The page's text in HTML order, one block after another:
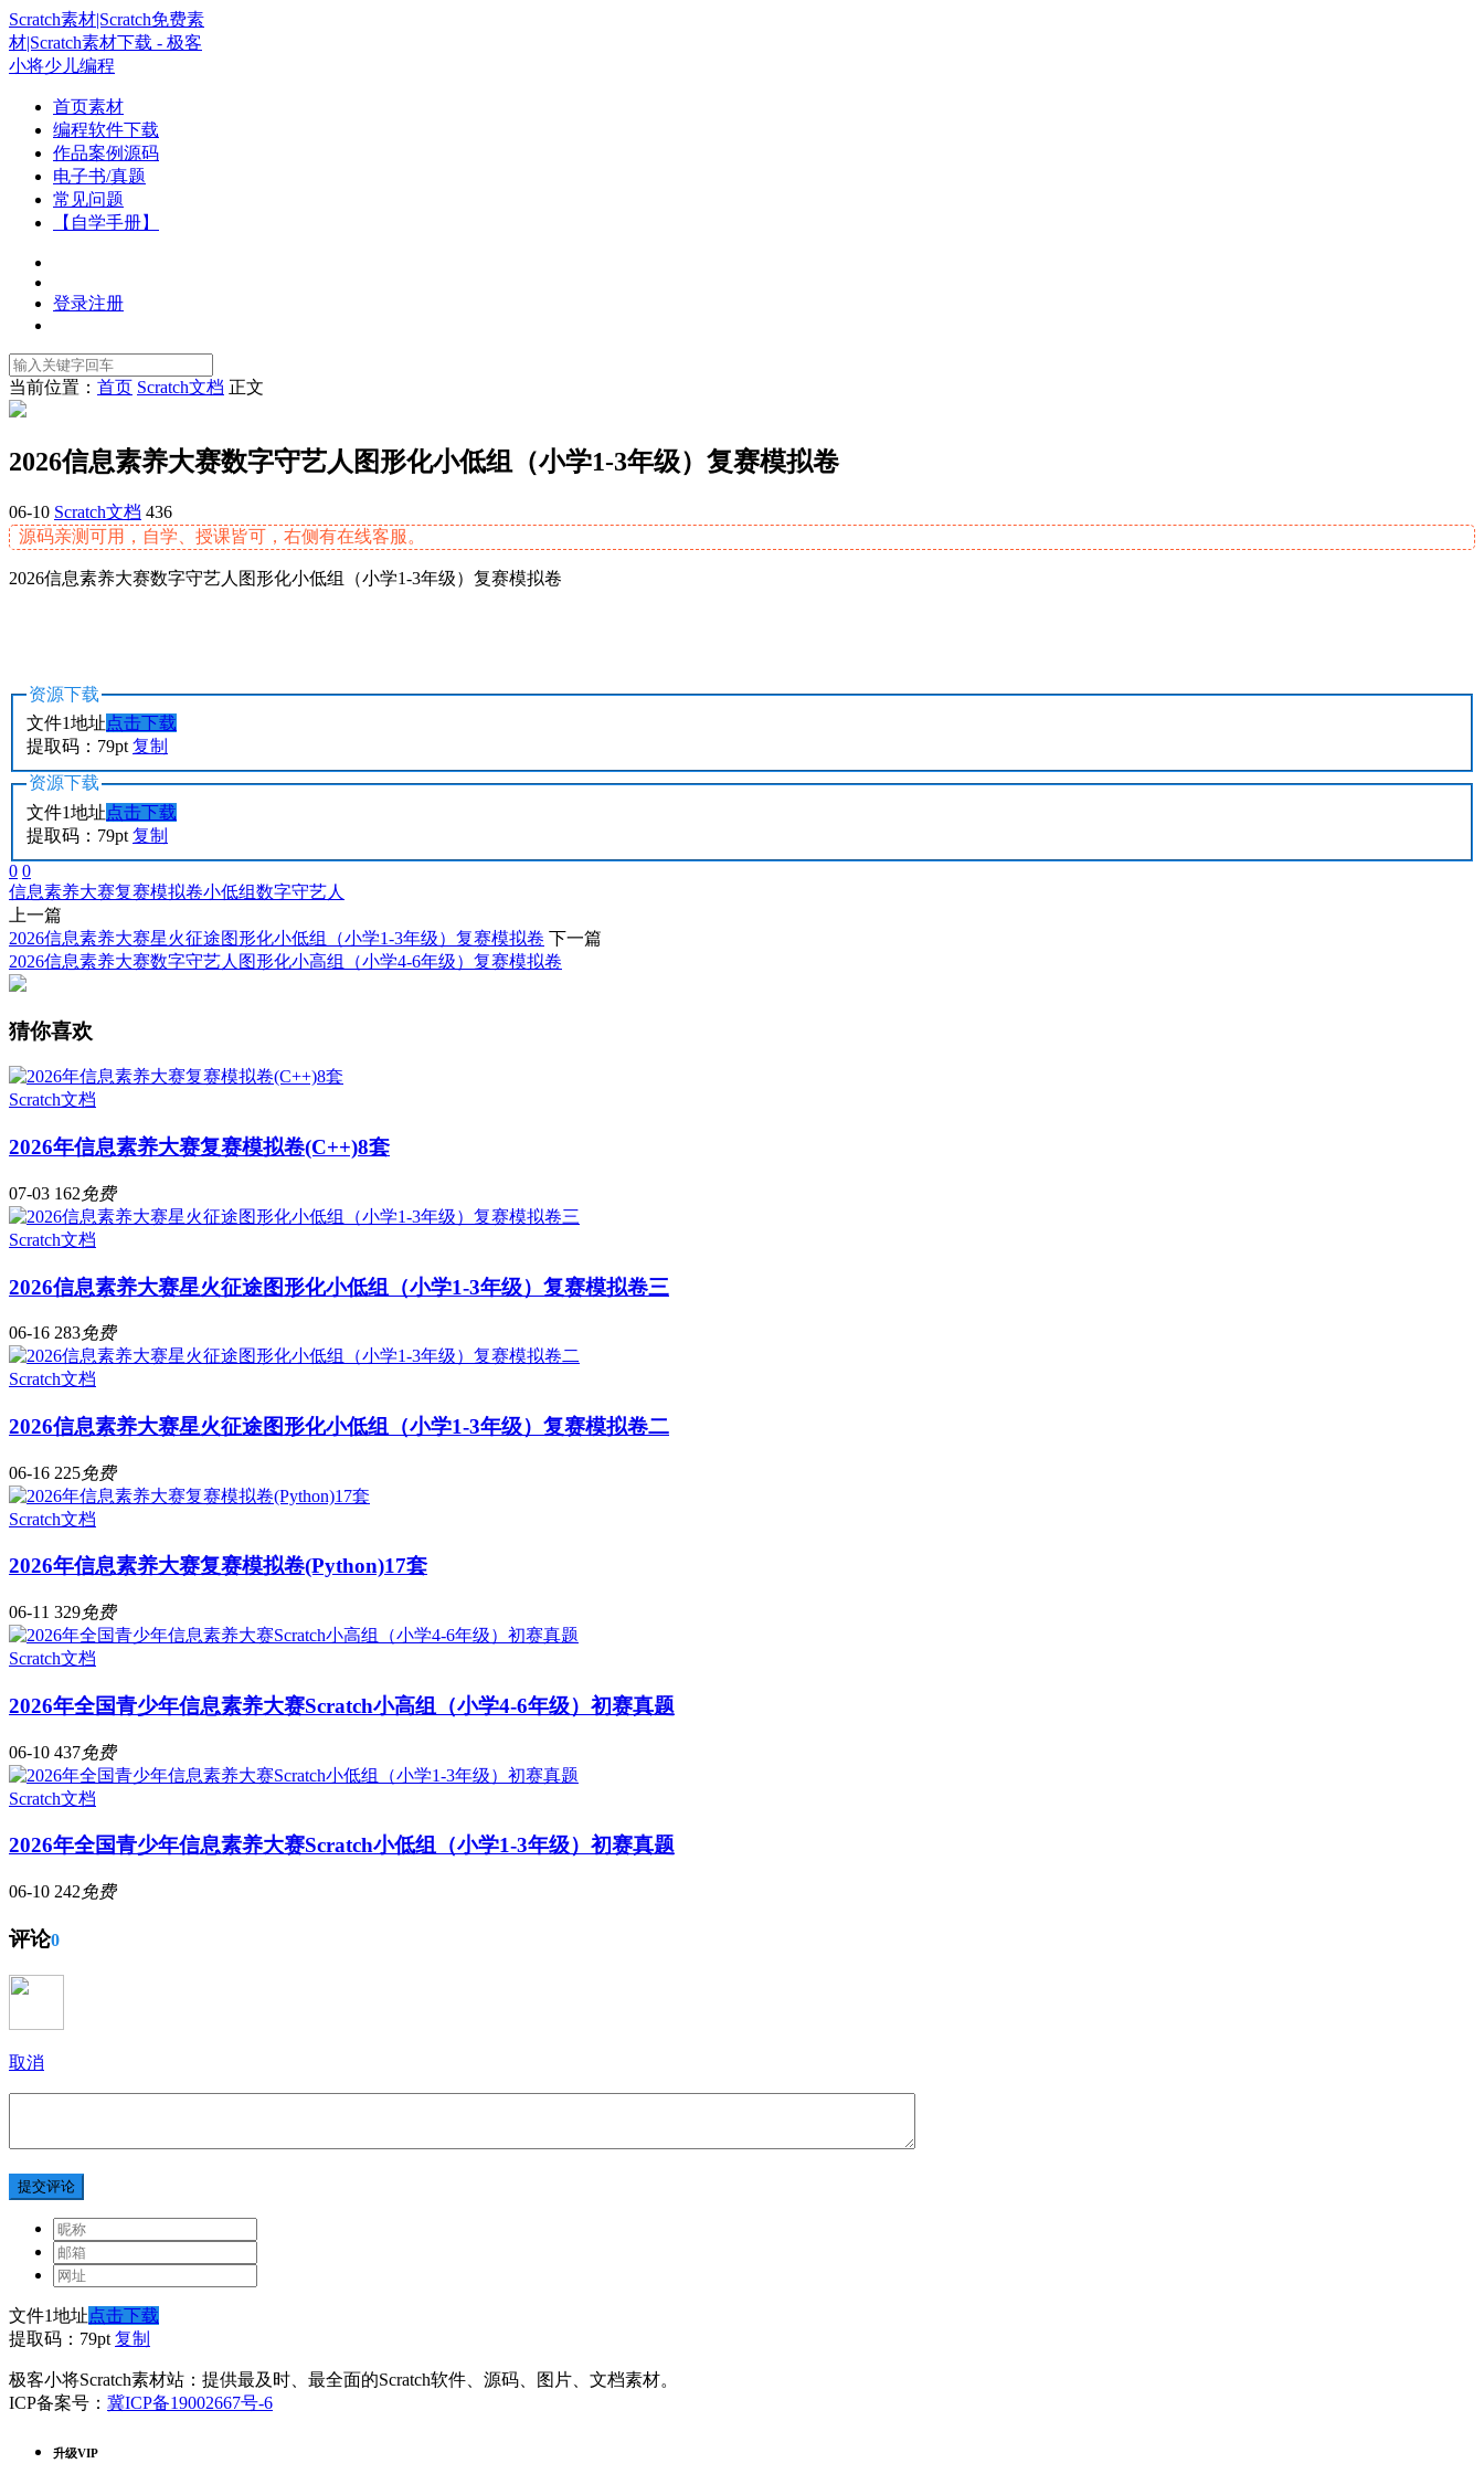
Scratch素材|Scratch免费素
材|Scratch素材下载 - 极客
小将少儿编程
首页素材
编程软件下载
作品案例源码
电子书/真题
常见问题
【自学手册】
登录注册
当前位置： 首页 Scratch文档 正文
2026信息素养大赛数字守艺人图形化小低组（小学1-3年级）复赛模拟卷
06-10 Scratch文档 436
源码亲测可用，自学、授课皆可，右侧有在线客服。
2026信息素养大赛数字守艺人图形化小低组（小学1-3年级）复赛模拟卷
资源下载
文件1地址点击下载
提取码：79pt复制
资源下载
文件1地址点击下载
提取码：79pt 复制
0 0
信息素养大赛复赛模拟卷小低组数字守艺人
上一篇
2026信息素养大赛星火征途图形化小低组（小学1-3年级）复赛模拟卷 下一篇
2026信息素养大赛数字守艺人图形化小高组（小学4-6年级）复赛模拟卷
猜你喜欢
Scratch文档
2026年信息素养大赛复赛模拟卷(C++)8套
07-03 162免费
Scratch文档
2026信息素养大赛星火征途图形化小低组（小学1-3年级）复赛模拟卷三
06-16 283免费
Scratch文档
2026信息素养大赛星火征途图形化小低组（小学1-3年级）复赛模拟卷二
06-16 225免费
Scratch文档
2026年信息素养大赛复赛模拟卷(Python)17套
06-11 329免费
Scratch文档
2026年全国青少年信息素养大赛Scratch小高组（小学4-6年级）初赛真题
06-10 437免费
Scratch文档
2026年全国青少年信息素养大赛Scratch小低组（小学1-3年级）初赛真题
06-10 242免费
评论0
取消
提交评论
文件1地址点击下载
提取码：79pt 复制
极客小将Scratch素材站：提供最及时、最全面的Scratch软件、源码、图片、文档素材。
ICP备案号： 冀ICP备19002667号-6
升级VIP